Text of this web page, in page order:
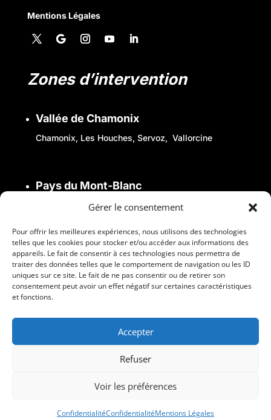
Gérer le consentement
Pour offrir les meilleures expériences, nous utilisons des technologies
telles que les cookies pour stocker et/ou accéder aux informations des
appareils. Le fait de consentir à ces technologies nous permettra de
traiter des données telles que le comportement de navigation ou les ID
uniques sur ce site. Le fait de ne pas consentir ou de retirer son
consentement peut avoir un effet négatif sur certaines caractéristiques
et fonctions.
Accepter
Refuser
Voir les préférences
ConfidentialitéConfidentialitéMentions Légales
Mentions Légales
Zones d’intervention
Vallée de Chamonix
Chamonix, Les Houches, Servoz, Vallorcine
Pays du Mont-Blanc
Saint-Gervais,Megève,Combloux,Sallanches
Vallée de l’Arve
Cluses, Bonneville, Scionzier, Marignier
Déplacements
(selon disponibilités)
Copyright © 2009-2026 Isilda Lukombo. Tous